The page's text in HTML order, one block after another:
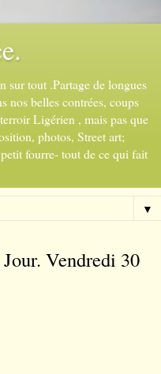
sur tout .Partage de longues
nos belles contrées, coups
Ligérien , mais pas que
photos, Street art;
fourre- tout de ce qui fait
▼
Vendredi 30